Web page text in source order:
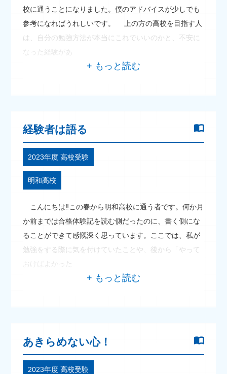
校に通うことになりました。僕のアドバイスが少しでも
参考になればうれしいです。 上の方の高校を目指す人
は、自分の勉強方法が本当にこれでいいのかと、不安に
なった経験があ
経験者は語る
2023年度 高校受験
明和高校
こんにちは‼この春から明和高校に通う者です。何か月
か前までは合格体験記を読む側だったのに、書く側にな
ることができて感慨深く思っています。ここでは、私が
勉強をする際に気を付けていたことや、後から「やって
おけばよかった
あきらめない心！
2023年度 高校受験